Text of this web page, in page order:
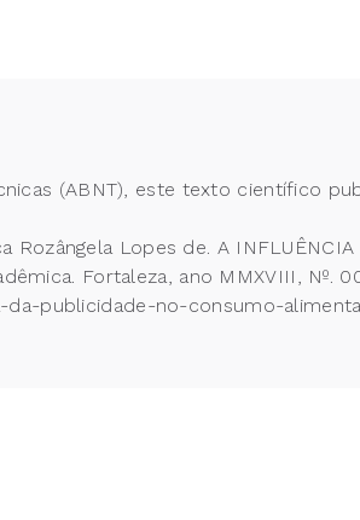
(ABNT), este texto científico
Rozângela Lopes de. A
Fortaleza, ano MMXVIII, Nº.
da-publicidade-no-consumo-